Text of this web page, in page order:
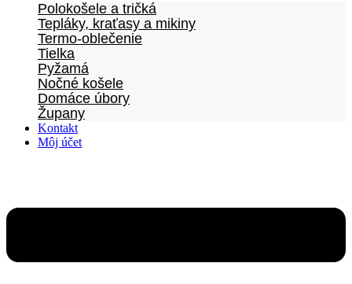
Polokošele a tričká
Tepláky, kraťasy a mikiny
Termo-oblečenie
Tielka
Pyžamá
Nočné košele
Domáce úbory
Župany
Kontakt
Môj účet